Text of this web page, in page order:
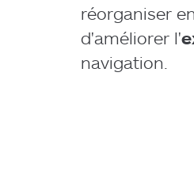
réorganiser
d'améliorer l'
navigation.